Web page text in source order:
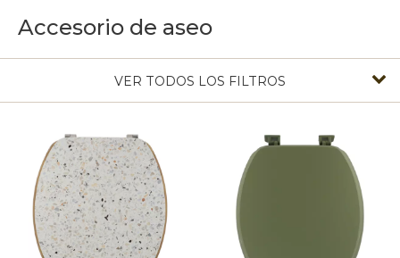
Accesorio de aseo
VER TODOS LOS FILTROS